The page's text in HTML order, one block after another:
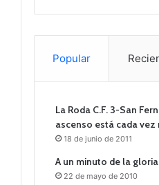
Popular
La Roda C.F. 3-San
ascenso está cada vez
18 de junio de 2011
A un minuto de la gloria
22 de mayo de 2010